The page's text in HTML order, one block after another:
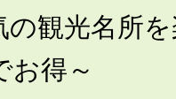
の観光名所
お得～